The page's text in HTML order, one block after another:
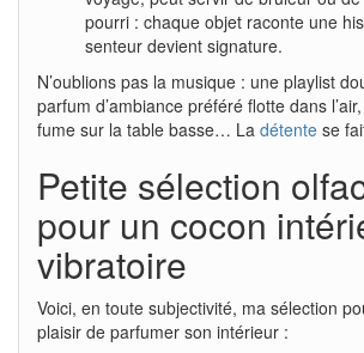
pourri : chaque objet raconte une
senteur devient signature.
N’oublions pas la musique : une playlist
parfum d’ambiance préféré flotte dans
fume sur la table basse… La détente se
Petite sélection
pour un cocon
vibratoire
Voici, en toute subjectivité, ma sélection
plaisir de parfumer son intérieur :